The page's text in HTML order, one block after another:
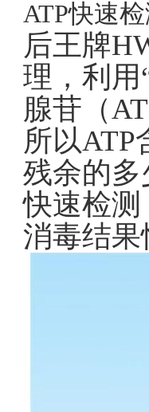
ATP快速
后王牌
理，利
腺苷（
所以
残余的
快速检
消毒结